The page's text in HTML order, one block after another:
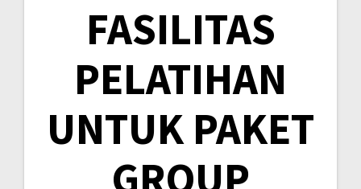
FASILITAS
PELATIHAN
UNTUK PAKET